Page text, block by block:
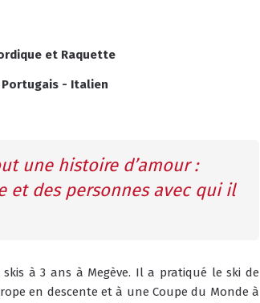
et Raquette
Portugais - Italien
une histoire d’amour :
et des personnes avec qui il
à 3 ans à Megève. Il a pratiqué le ski de
en descente et à une Coupe du Monde à